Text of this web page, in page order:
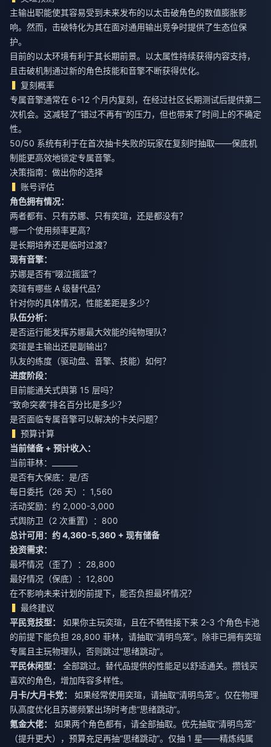
主输出职能使其容易受到未来发布的以太击破角色的数值膨胀影
响。然而，击破特化为其在面对通用输出竞争时提供了生态位保
护。
目前的以太环境有利于其长期前景。以太属性持续获得内容支持，
且击破机制通过新的角色技能和音擎不断获得优化。
复刻概率
专属音擎通常在 6-12 个月内复刻，在经过社区长期测试后提供第二
次机会。这减轻了“错过不再有”的压力，但也带来了时间上的不确定
性。
50/50 系统有利于在首次抽卡失败的玩家在复刻时抽取——保底机
制能更高效地锁定专属音擎。
决策指南：做出你的选择
账号评估
角色拥有情况：
两者都有、只有苏娜、只有奕瑄，还是都没有？
哪一个使用频率更高？
是长期培养还是临时过渡？
现有音擎：
苏娜是否有“啜泣摇篮”？
奕瑄有哪些 A 级替代品？
针对你的具体情况，性能差距是多少？
队伍分析：
是否运行能发挥苏娜最大效能的纯物理队？
奕瑄是主输出还是副输出？
队友的练度（驱动盘、音擎、技能）如何？
进度阶段：
目前能通关式舆第 15 层吗？
“致命突袭”排名百分比是多少？
是否面临专属音擎可以解决的卡关问题？
预算计算
当前储备 + 预计收入：
当前菲林：_______
是否有大保底：是/否
每日委托（26 天）：1,560
活动奖励：约 2,000-3,000
式舆防卫（2 次重置）：800
总计可用：约 4,360-5,360 + 现有储备
投资需求：
最坏情况（歪了）：28,800
最好情况（保底）：12,800
在不影响未来计划的前提下，能否负担最坏情况？
最终建议
平民竞技型：
如果你主玩奕瑄，且在不牺牲接下来 2-3 个角色卡池
的前提下能负担 28,800 菲林，请抽取“清明鸟笼”。除非已拥有奕瑄
专属且主玩物理队，否则跳过“思绪跳动”。
平民休闲型：
全部跳过。替代品提供的性能足以舒适通关。攒钱买
喜欢的角色，增加阵容多样性。
月卡/大月卡党：
如果经常使用奕瑄，请抽取“清明鸟笼”。仅在物理
队高度优化且苏娜频繁出场时考虑“思绪跳动”。
氪金大佬：
如果两个角色都有，请全部抽取。优先抽取“清明鸟笼”
（提升更大），预算充足再抽“思绪跳动”。仅抽 1 星——精炼纯属